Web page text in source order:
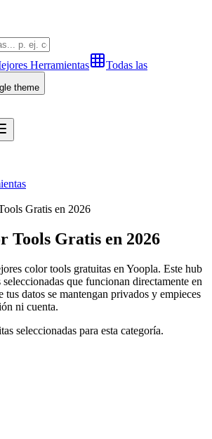
Herramientas
Todas las
theme
Gratis en 2026
Tools Gratis en 2026
color tools gratuitas en Yoopla. Este hub
que funcionan directamente en
tus datos se mantengan privados y empieces
ni cuenta.
seleccionadas para esta categoría.